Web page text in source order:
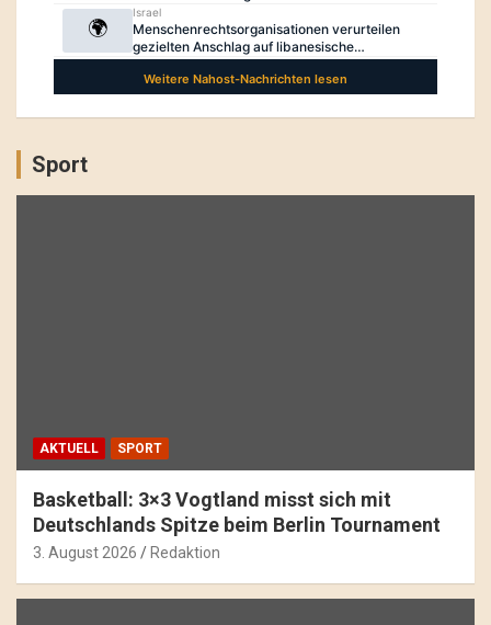
Sport
AKTUELL SPORT
Basketball: 3×3 Vogtland misst sich mit
Deutschlands Spitze beim Berlin Tournament
3. August 2026 Redaktion